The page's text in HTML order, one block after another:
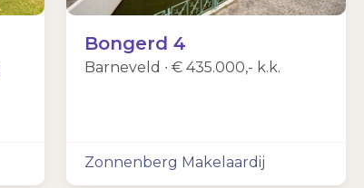
Bongerd 4
Barneveld ∙ € 435.000,- k.k.
Zonnenberg Makelaardij